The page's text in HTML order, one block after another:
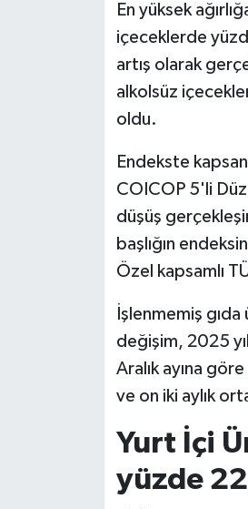
En yüksek
içeceklerde
artış olarak
alkolsüz
oldu.
Endekste
COICOP 5'li
düşüş
başlığın
Özel kapsamlı
İşlenmemiş
değişim, 2025
Aralık ayına
ve on iki aylık
Yurt İçi
yüzde